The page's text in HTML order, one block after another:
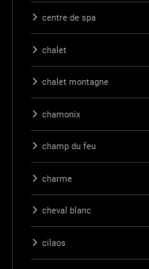
centre de spa
chalet
chalet montagne
chamonix
champ du feu
charme
cheval blanc
cilaos